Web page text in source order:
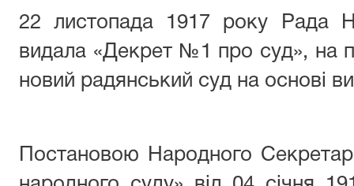
22 листопада 1917 року Рада
видала «Декрет №1 про суд», на
новий радянський суд на основі
Постановою Народного